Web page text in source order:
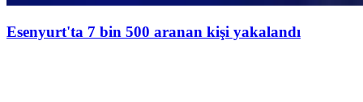
Esenyurt'ta 7 bin 500 aranan kişi yakalandı